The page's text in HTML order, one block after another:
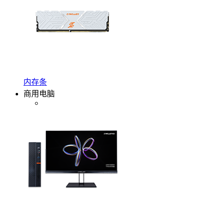
内存条
商用电脑